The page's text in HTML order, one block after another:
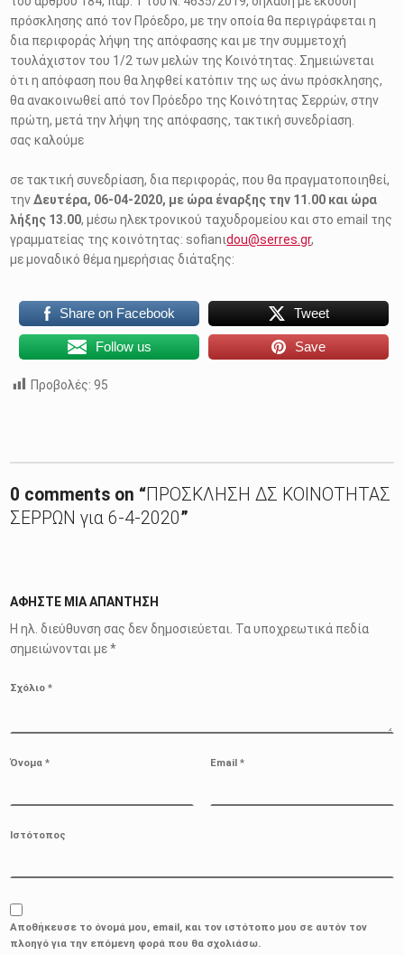
πρόσκλησης από τον Πρόεδρο, με την οποία θα περιγράφεται η
δια περιφοράς λήψη της απόφασης και με την συμμετοχή
τουλάχιστον του 1/2 των μελών της Κοινότητας. Σημειώνεται
ότι η απόφαση που θα ληφθεί κατόπιν της ως άνω πρόσκλησης,
θα ανακοινωθεί από τον Πρόεδρο της Κοινότητας Σερρών, στην
πρώτη, μετά την λήψη της απόφασης, τακτική συνεδρίαση.
σας καλούμε
σε τακτική συνεδρίαση, δια περιφοράς, που θα πραγματοποιηθεί,
τηνΔευτέρα, 06-04-2020, με ώρα έναρξης την 11.00 και ώρα
λήξης 13.00, μέσω ηλεκτρονικού ταχυδρομείου και στο email της
γραμματείας της κοινότητας: sofianιdou@serres.gr,
με μοναδικό θέμα ημερήσιας διάταξης:
Share on Facebook Tweet
Follow us Save
Προβολές: 95
0 comments on “ΠΡΟΣΚΛΗΣΗ ΔΣ ΚΟΙΝΟΤΗΤΑΣ
ΣΕΡΡΩΝ για 6-4-2020”
ΑΦΉΣΤΕ ΜΙΑ ΑΠΆΝΤΗΣΗ
Η ηλ. διεύθυνση σας δεν δημοσιεύεται. Τα υποχρεωτικά πεδία
σημειώνονται με*
Σχόλιο*
Όνομα* Email *
Ιστότοπος
Αποθήκευσε το όνομά μου, email, και τον ιστότοπο μου σε αυτόν τον
πλοηγό για την επόμενη φορά που θα σχολιάσω.